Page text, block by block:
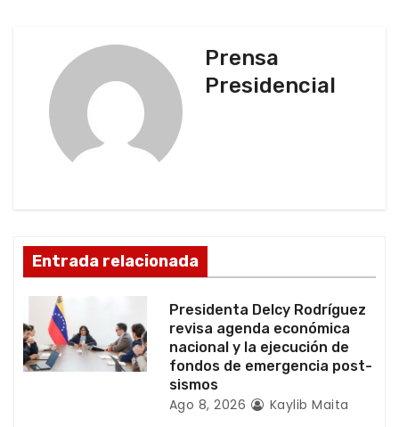
d
e
e
n
Prensa
Presidencial
Entrada relacionada
Presidenta Delcy Rodríguez
revisa agenda económica
nacional y la ejecución de
fondos de emergencia post-
sismos
Ago 8, 2026 Kaylib Maita